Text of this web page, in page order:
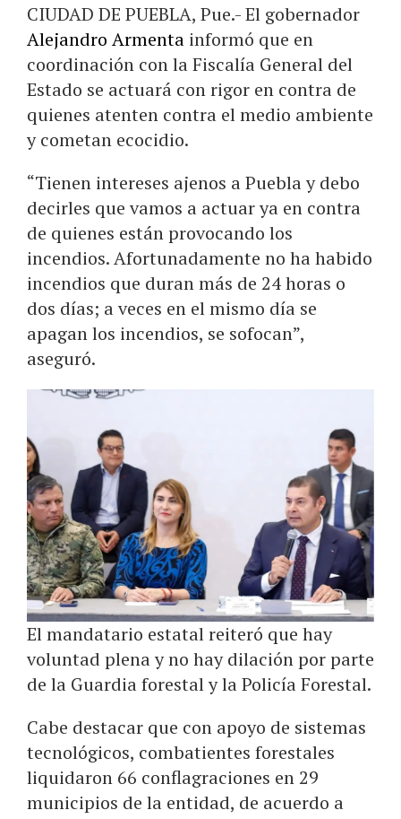
CIUDAD DE PUEBLA, Pue.- El gobernador
Alejandro Armenta informó que en
coordinación con la Fiscalía General del
Estado se actuará con rigor en contra de
quienes atenten contra el medio ambiente
y cometan ecocidio.
“Tienen intereses ajenos a Puebla y debo
decirles que vamos a actuar ya en contra
de quienes están provocando los
incendios. Afortunadamente no ha habido
incendios que duran más de 24 horas o
dos días; a veces en el mismo día se
apagan los incendios, se sofocan”,
aseguró.
El mandatario estatal reiteró que hay
voluntad plena y no hay dilación por parte
de la Guardia forestal y la Policía Forestal.
Cabe destacar que con apoyo de sistemas
tecnológicos, combatientes forestales
liquidaron 66 conflagraciones en 29
municipios de la entidad, de acuerdo a